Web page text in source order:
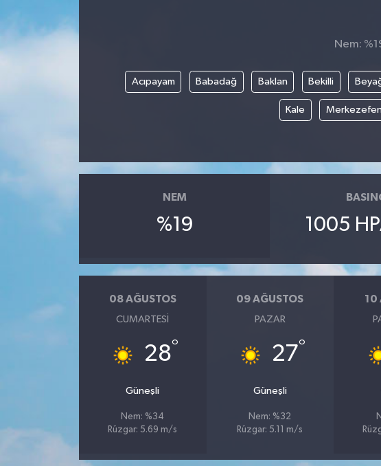
Nem:
Acıpayam Babadağ Baklan Bekilli
Kale
NEM
%19 1005
08 AĞUSTOS
CUMARTESI
28°
Güneşli
Nem: %34
Rüzgar: 5.69 m/s
09 AĞUSTOS
PAZAR
27°
Güneşli
Nem: %32
Rüzgar: 5.11 m/s
10